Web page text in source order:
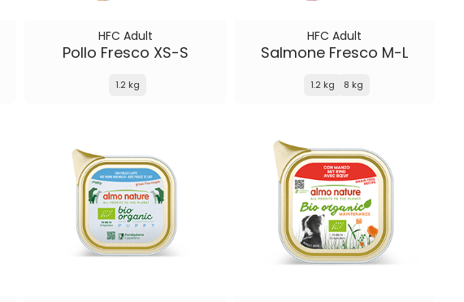
HFC Adult
Pollo Fresco XS-S
1.2 kg
HFC Adult
Salmone Fresco M-L
1.2 kg 8 kg